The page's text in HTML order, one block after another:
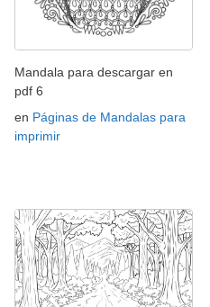
Mandala para descargar en
pdf 6
en Páginas de Mandalas para
imprimir